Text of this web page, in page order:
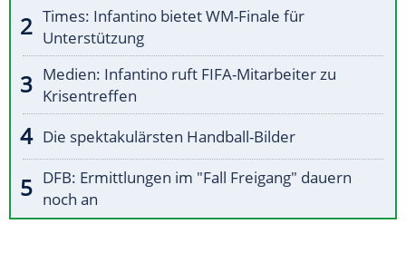
Times: Infantino bietet WM-Finale für
Unterstützung
Medien: Infantino ruft FIFA-Mitarbeiter zu
Krisentreffen
Die spektakulärsten Handball-Bilder
DFB: Ermittlungen im "Fall Freigang" dauern
noch an